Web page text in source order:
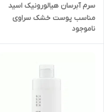
سرم آبرسان هیالورونیک اسید
مناسب پوست خشک سراوی
حجم 30 میل
ناموجود